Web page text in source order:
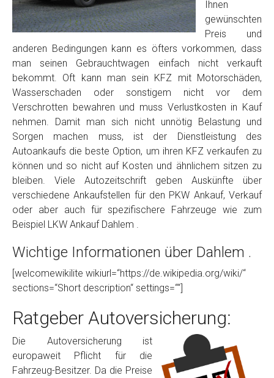
Foto Nr. 3
Sonstiges
Fertig
Wie viel ist 10+2 ?*
Ihnen
gewünschten
Preis und
anderen Bedingungen kann es öfters vorkommen, dass
man seinen Gebrauchtwagen einfach nicht verkauft
bekommt. Oft kann man sein KFZ mit Motorschäden,
Wasserschaden oder sonstigem nicht vor dem
Verschrotten bewahren und muss Verlustkosten in Kauf
nehmen. Damit man sich nicht unnötig Belastung und
Sorgen machen muss, ist der Dienstleistung des
Autoankaufs die beste Option, um ihren KFZ verkaufen zu
können und so nicht auf Kosten und ähnlichem sitzen zu
bleiben. Viele Autozeitschrift geben Auskünfte über
verschiedene Ankaufstellen für den PKW Ankauf, Verkauf
oder aber auch für spezifischere Fahrzeuge wie zum
Beispiel LKW Ankauf Dahlem .
Wichtige Informationen über Dahlem .
[welcomewikilite wikiurl=“https://de.wikipedia.org/wiki/“
sections=“Short description“ settings=““]
Ratgeber Autoversicherung:
Die Autoversicherung ist
europaweit Pflicht für die
Fahrzeug-Besitzer. Da die Preise